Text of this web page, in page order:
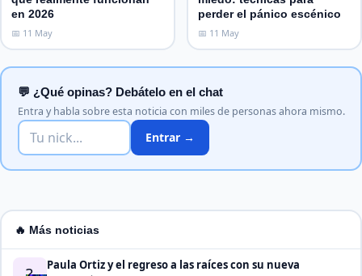
en 2026
📅 11 May
perder el pánico escénico
📅 11 May
💬 ¿Qué opinas? Debátelo en el chat
Entra y habla sobre esta noticia con miles de personas ahora mismo.
Entrar →
🔥 Más noticias
Paula Ortiz y el regreso a las raíces con su nueva